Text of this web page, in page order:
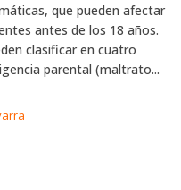
que pueden afectar
antes de los 18 años.
clasificar en cuatro
parental (maltrato...